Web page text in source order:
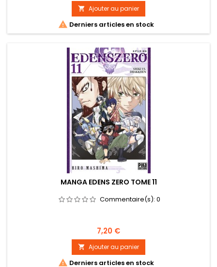
 Ajouter au panier
 Derniers articles en stock
MANGA EDENS ZERO TOME 11
Commentaire(s): 0
Prix
7,20 €
 Ajouter au panier
 Derniers articles en stock